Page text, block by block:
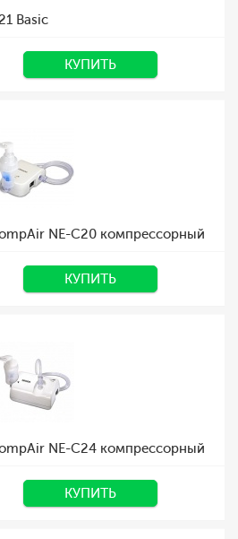
Basic
КУПИТЬ
NE-C20 компрессорный
КУПИТЬ
NE-C24 компрессорный
КУПИТЬ